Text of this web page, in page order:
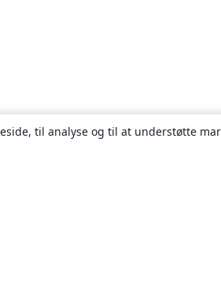
til analyse og til at understøtte